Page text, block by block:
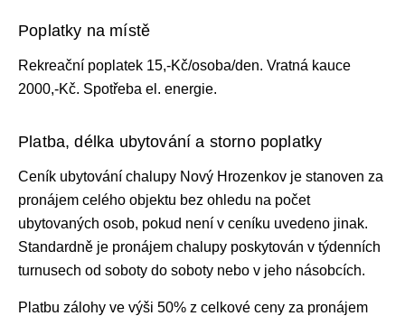
Poplatky na místě
Rekreační poplatek 15,-Kč/osoba/den. Vratná kauce
2000,-Kč. Spotřeba el. energie.
Platba, délka ubytování a storno poplatky
Ceník ubytování chalupy Nový Hrozenkov je stanoven za
pronájem celého objektu bez ohledu na počet
ubytovaných osob, pokud není v ceníku uvedeno jinak.
Standardně je pronájem chalupy poskytován v týdenních
turnusech od soboty do soboty nebo v jeho násobcích.
Platbu zálohy ve výši 50% z celkové ceny za pronájem